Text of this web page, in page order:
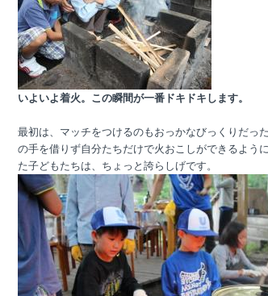
いよいよ着火。この瞬間が一番ドキドキします。
最初は、マッチをつけるのもおっかなびっくりだっ
の手を借りず自分たちだけで火おこしができるよう
た子どもたちは、ちょっと誇らしげです。